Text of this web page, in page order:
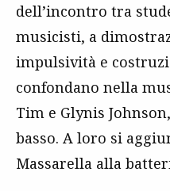
dell’incontro tra
musicisti, a
impulsività e
confondano nella
Tim e Glynis
basso. A loro si
Massarella alla